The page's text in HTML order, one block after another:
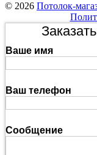
© 2026 Потолок-
Ваше имя
Ваш телефон
Сообщение